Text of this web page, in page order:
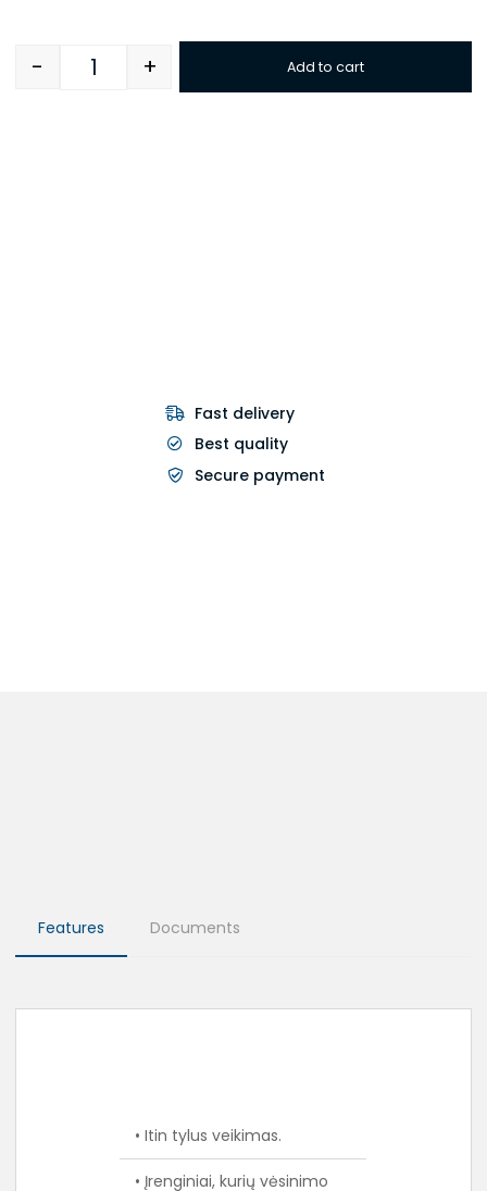
Quantity
- + Add to cart
Fast delivery
Best quality
Secure payment
Features Documents
• Itin tylus veikimas.
• Įrenginiai, kurių vėsinimo